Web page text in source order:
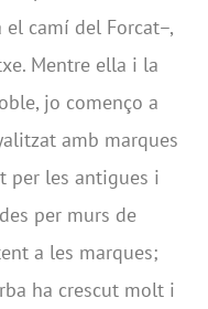
camí del Forcat–,
Mentre ella i la
jo començo a
amb marques
per les antigues i
per murs de
a les marques;
ha crescut molt i